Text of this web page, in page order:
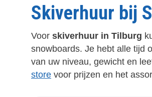
Skiverhuur bij
Voor skiverhuur in Tilburg
snowboards. Je hebt alle tijd
van uw niveau, gewicht en
store voor prijzen en het